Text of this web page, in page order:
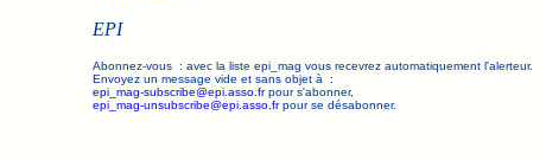
EPI
Abonnez-vous : avec la liste epi_mag vous recevrez automatiquement l'alerteur.
Envoyez un message vide et sans objet à :
epi_mag-subscribe@epi.asso.frpour s'abonner,
epi_mag-unsubscribe@epi.asso.frpour se désabonner.